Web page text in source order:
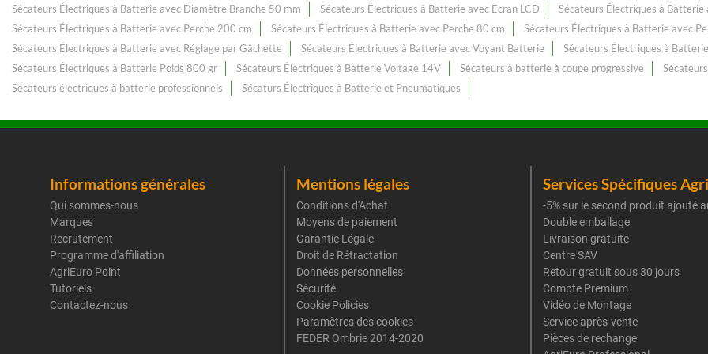
Sécateurs Électriques à Batterie avec Diamètre Branche 50 mm
Sécateurs Électriques à Batterie avec Ecran LCD
Sécateurs Électriques à Batterie
Sécateurs Électriques à Batterie avec Perche 200 cm
Sécateurs Électriques à Batterie avec Perche 80 cm
Sécateurs Électriques à Batterie avec
Sécateurs Électriques à Batterie avec Réglage par Gâchette
Sécateurs Électriques à Batterie avec Voyant Batterie Sécateurs Électriques à
Sécateurs Électriques à Batterie Poids 800 gr
Sécateurs Électriques à Batterie Voltage 14V Sécateurs à batterie à coupe progressive
Sécateurs électriques à batterie professionnels
Sécaturs Électriques à Batterie et Pneumatiques
Informations générales
Qui sommes-nous
Marques
Recrutement
Programme d'affiliation
AgriEuro Point
Tutoriels
Contactez-nous
Mentions légales
Conditions d'Achat
Moyens de paiement
Garantie Légale
Droit de Rétractation
Données personnelles
Sécurité
Cookie Policies
Paramètres des cookies
FEDER Ombrie 2014-2020
Services Spécifiques
-5% sur le second produit ajouté
Double emballage
Livraison gratuite
Centre SAV
Retour gratuit sous 30 jours
Compte Premium
Vidéo de Montage
Service après-vente
Pièces de rechange